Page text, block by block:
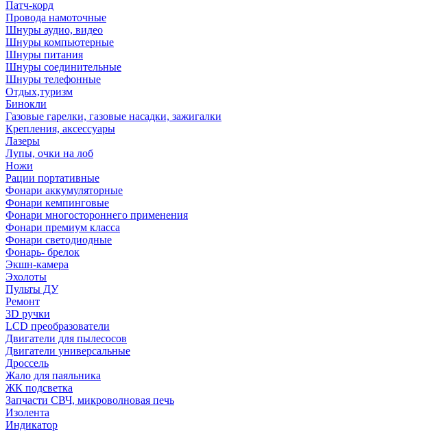
Патч-корд
Провода намоточные
Шнуры аудио, видео
Шнуры компьютерные
Шнуры питания
Шнуры соединительные
Шнуры телефонные
Отдых,туризм
Бинокли
Газовые гарелки, газовые насадки, зажигалки
Крепления, аксессуары
Лазеры
Лупы, очки на лоб
Ножи
Рации портативные
Фонари аккумуляторные
Фонари кемпинговые
Фонари многостороннего применения
Фонари премиум класса
Фонари светодиодные
Фонарь- брелок
Экшн-камера
Эхолоты
Пульты ДУ
Ремонт
3D ручки
LCD преобразователи
Двигатели для пылесосов
Двигатели универсальные
Дроссель
Жало для паяльника
ЖК подсветка
Запчасти СВЧ, микроволновая печь
Изолента
Индикатор